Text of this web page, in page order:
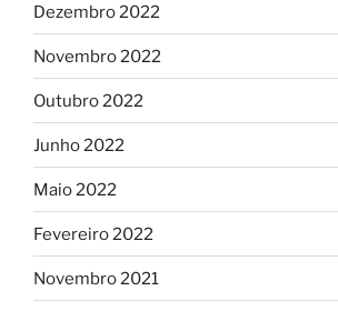
Dezembro 2022
Novembro 2022
Outubro 2022
Junho 2022
Maio 2022
Fevereiro 2022
Novembro 2021